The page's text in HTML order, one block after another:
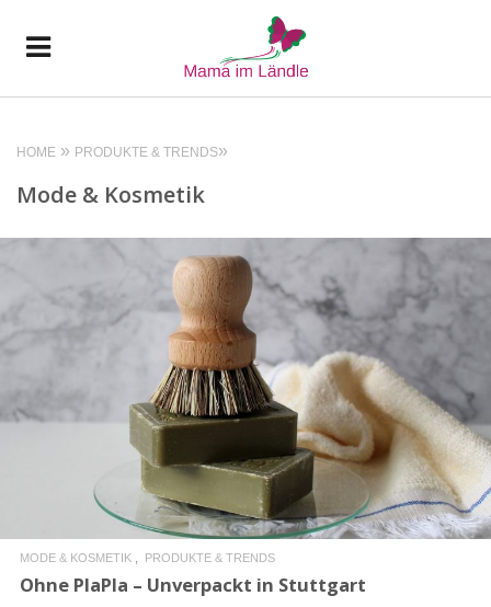
HOME PRODUKTE & TRENDS
Mode & Kosmetik
READ MORE
MODE & KOSMETIK PRODUKTE & TRENDS
Ohne PlaPla – Unverpackt in Stuttgart